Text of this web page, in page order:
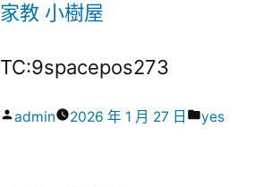
家教 小樹屋
TC:9spacepos273
作
admin 2026 年 1 月 27 日
分
yes